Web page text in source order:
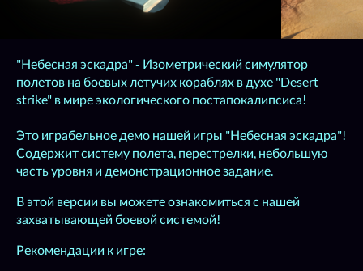
"Небесная эскадра" - Изометрический симулятор
полетов на боевых летучих кораблях в духе "Desert
strike" в мире экологического постапокалипсиса!
Это играбельное демо нашей игры "Небесная эскадра"!
Содержит систему полета, перестрелки, небольшую
часть уровня и демонстрационное задание.
В этой версии вы можете ознакомиться с нашей
захватывающей боевой системой!
Рекомендации к игре: